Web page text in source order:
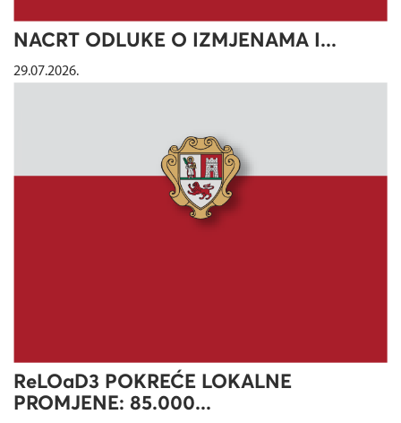
NACRT ODLUKE O IZMJENAMA I...
29.07.2026.
ReLOaD3 POKREĆE LOKALNE
PROMJENE: 85.000...